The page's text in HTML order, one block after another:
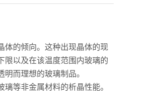
体的倾向。这种出现晶体的现
限以及在该温度范围内玻璃的
而理想的玻璃制品。
等非金属材料的析晶性能。